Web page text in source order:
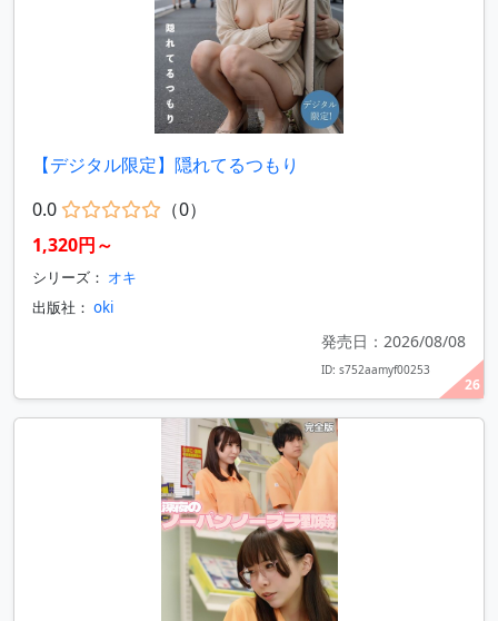
26
【デジタル限定】隠れてるつもり
0.0
（0）
1,320円～
シリーズ： オキ
出版社： oki
発売日：2026/08/08
ID: s752aamyf00253